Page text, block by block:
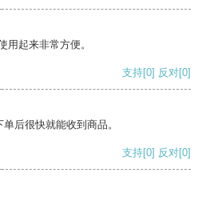
用起来非常方便。
支持[0] 反对[0]
后很快就能收到商品。
支持[0] 反对[0]